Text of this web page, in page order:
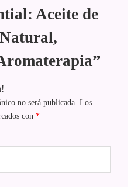
Aceite de
no será publicada. Los
con *